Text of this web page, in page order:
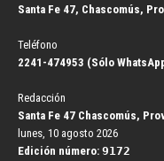
Santa Fe 47, Chascomús,
Teléfono
2241-474953 (Sólo
Redacción
Santa Fe 47 Chascomús,
lunes, 10 agosto 2026
Edición número: 9172